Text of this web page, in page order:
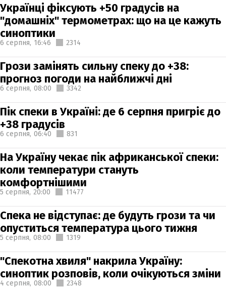
Українці фіксують +50 градусів на
"домашніх" термометрах: що на це кажуть
синоптики
6 серпня, 16:46 2314
Грози замінять сильну спеку до +38:
прогноз погоди на найближчі дні
6 серпня, 08:00 3342
Пік спеки в Україні: де 6 серпня пригріє до
+38 градусів
6 серпня, 06:40 831
На Україну чекає пік африканської спеки:
коли температури стануть
комфортнішими
5 серпня, 20:00 11477
Спека не відступає: де будуть грози та чи
опуститься температура цього тижня
5 серпня, 08:00 1319
"Спекотна хвиля" накрила Україну:
синоптик розповів, коли очікуються зміни
4 серпня, 08:00 2348